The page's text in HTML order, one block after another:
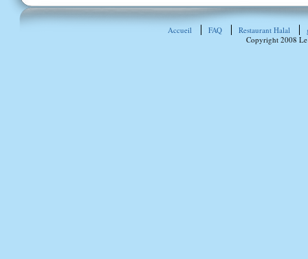
Accueil FAQ Restaurant Halal
Copyright 2008